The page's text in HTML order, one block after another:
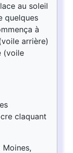
au soleil
quelques
à
arrière)
(voile
claquant
Moines,